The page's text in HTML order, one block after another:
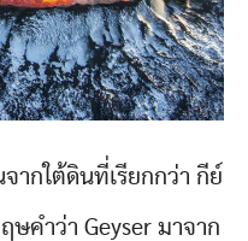
ากใต้ดินที่เรียกกว่า กีย์
ษคำว่า Geyser มาจาก